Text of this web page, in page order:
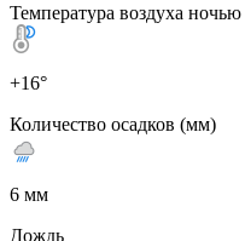
Температура воздуха ночью
+16°
Количество осадков (мм)
6 мм
Дождь